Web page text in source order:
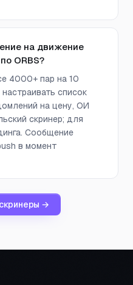
на движение
ORBS?
4000+ пар на 10
список
на цену, ОИ
скринер; для
Сообщение
в момент
→